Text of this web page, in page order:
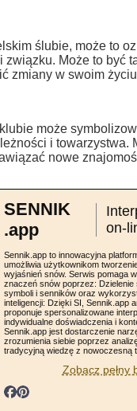
ślubie, może to
związku. Może to być
zmiany w swoim
może
i towarzystwa.
nowe
SENNIK
.app
on-
Sennik.app to innowacyjna
umożliwia użytkownikom
wyjaśnień snów. Serwis pomaga
znaczeń snów poprzez: Dzielenie
symboli i senników oraz
inteligencji: Dzięki SI, Sennik.app
proponuje spersonalizowane
indywidualne doświadczenia i
Sennik.app jest dostarczenie
zrozumienia siebie poprzez
tradycyjną wiedzę z nowoczesną
Zobacz pełny